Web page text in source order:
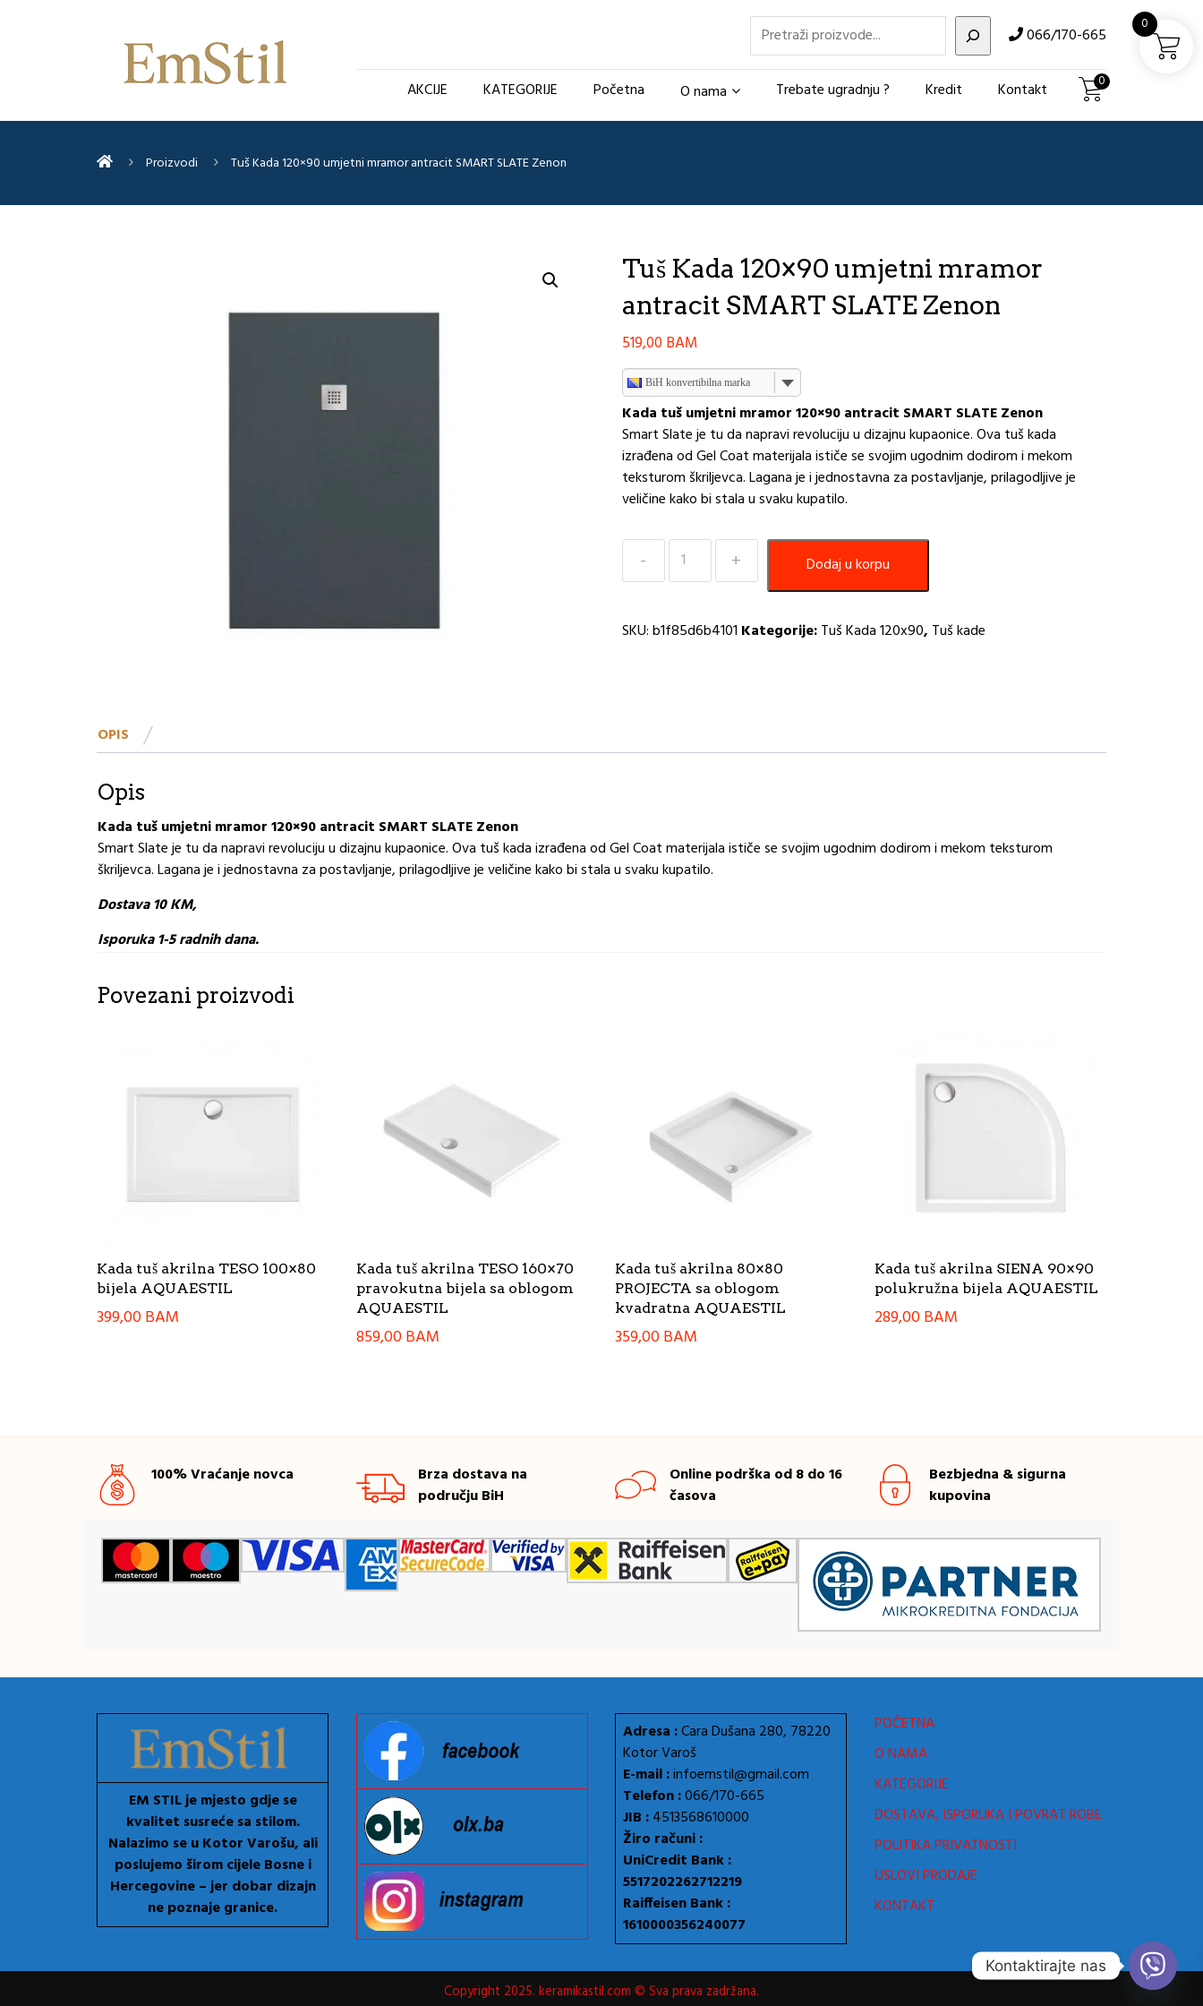
Pretraži 066/170-665
AKCIJE KATEGORIJE Početna O nama Trebate ugradnju ? Kredit Kontakt 0
Proizvodi Tuš Kada 120×90 umjetni mramor antracit SMART SLATE Zenon
Tuš Kada 120×90 umjetni mramor
antracit SMART SLATE Zenon
519,00 BAM
BiH konvertibilna marka
Kada tuš umjetni mramor 120×90 antracit SMART SLATE Zenon
Smart Slate je tu da napravi revoluciju u dizajnu kupaonice. Ova tuš kada
izrađena od Gel Coat materijala ističe se svojim ugodnim dodirom i mekom
teksturom škriljevca. Lagana je i jednostavna za postavljanje, prilagodljive je
veličine kako bi stala u svaku kupatilo.
Tuš
Kada
mramor
Dodaj u korpu
SKU:b1f85d6b4101 Kategorije:Tuš Kada 120x90, Tuš kade
OPIS
Opis
Kada tuš umjetni mramor 120×90 antracit SMART SLATE Zenon
Smart Slate je tu da napravi revoluciju u dizajnu kupaonice. Ova tuš kada izrađena od Gel Coat materijala ističe se svojim ugodnim dodirom i mekom teksturom
škriljevca. Lagana je i jednostavna za postavljanje, prilagodljive je veličine kako bi stala u svaku kupatilo.
Dostava 10 KM,
Isporuka 1-5 radnih dana.
Povezani proizvodi
Kada tuš akrilna TESO 100×80
bijela AQUAESTIL
399,00BAM
Kada tuš akrilna TESO 160×70
pravokutna bijela sa oblogom
AQUAESTIL
859,00BAM
Kada tuš akrilna 80×80
PROJECTA sa oblogom
kvadratna AQUAESTIL
359,00BAM
Kada tuš akrilna SIENA 90×90
polukružna bijela AQUAESTIL
289,00BAM
100% Vraćanje novca
Brza dostava na
području BiH
Online podrška od 8 do 16
časova
Bezbjedna & sigurna
kupovina
EM STIL je mjesto gdje se
kvalitet susreće sa stilom.
Nalazimo se u Kotor Varošu, ali
poslujemo širom cijele Bosne i
Hercegovine – jer dobar dizajn
ne poznaje granice.
Adresa :Cara Dušana 280, 78220
Kotor Varoš
E-mail :infoemstil@gmail.com
Telefon :066/170-665
JIB :4513568610000
Žiro računi :
UniCredit Bank :
5517202262712219
Raiffeisen Bank :
1610000356240077
POČETNA
O NAMA
KATEGORIJE
DOSTAVA, ISPORUKA I POVRAT ROBE
POLITIKA PRIVATNOSTI
USLOVI PRODAJE
KONTAKT
Copyright 2025. keramikastil.com © Sva prava zadržana.
0
Kontaktirajte nas